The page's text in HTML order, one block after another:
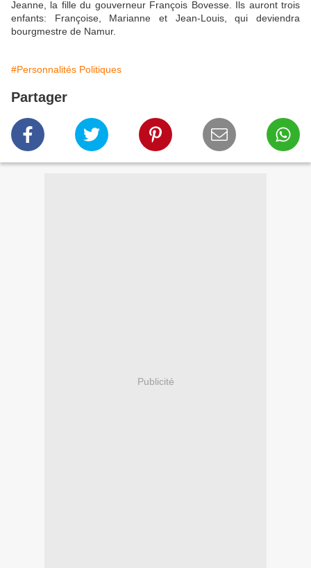
Jeanne, la fille du gouverneur François Bovesse. Ils auront trois
enfants: Françoise, Marianne et Jean-Louis, qui deviendra
bourgmestre de Namur.
#Personnalités Politiques
Partager
Publicité